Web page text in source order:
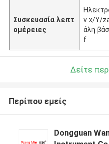
Συσκευασία λεπτ
ομέρειες
ν x/Y/
άλη
f
Δείτε
Περίπου εμείς
Dongguan